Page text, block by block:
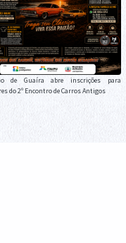
de Guaíra abre inscrições para
do 2º Encontro de Carros Antigos